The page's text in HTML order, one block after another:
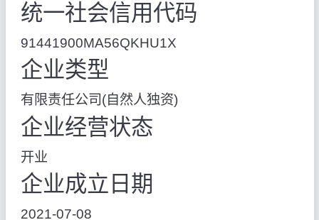
统一社会信用代码
91441900MA56QKHU1X
企业类型
有限责任公司(自然人独资)
企业经营状态
开业
企业成立日期
2021-07-08